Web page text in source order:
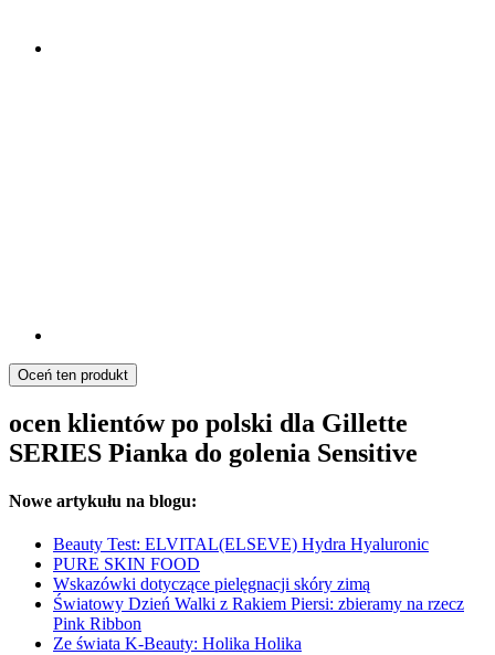
Oceń ten produkt
ocen klientów po polski dla Gillette
SERIES Pianka do golenia Sensitive
Nowe artykułu na blogu:
Beauty Test: ELVITAL(ELSEVE) Hydra Hyaluronic
PURE SKIN FOOD
Wskazówki dotyczące pielęgnacji skóry zimą
Światowy Dzień Walki z Rakiem Piersi: zbieramy na rzecz
Pink Ribbon
Ze świata K-Beauty: Holika Holika